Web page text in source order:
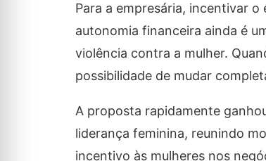
Para a empresária, incentivar
autonomia financeira ainda é
violência contra a mulher.
possibilidade de mudar
A proposta rapidamente
liderança feminina, reunindo
incentivo às mulheres nos